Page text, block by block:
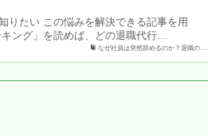
なぜ社員は突然辞めるのか？退職の…
りたい この悩みを解決できる記事を用
ング」を読めば、どの退職代行…